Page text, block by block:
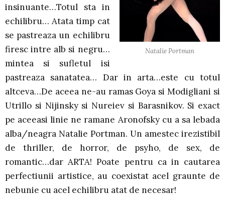
Natalie Portman
insinuante…Totul sta in
echilibru… Atata timp cat
se pastreaza un echilibru
firesc intre alb si negru…
mintea si sufletul isi
pastreaza sanatatea… Dar in arta…este cu totul
altceva…De aceea ne-au ramas Goya si Modigliani si
Utrillo si Nijinsky si Nureiev si Barasnikov. Si exact
pe aceeasi linie ne ramane Aronofsky cu a sa lebada
alba/neagra Natalie Portman. Un amestec irezistibil
de thriller, de horror, de psyho, de sex, de
romantic…dar ARTA! Poate pentru ca in cautarea
perfectiunii artistice, au coexistat acel graunte de
nebunie cu acel echilibru atat de necesar!